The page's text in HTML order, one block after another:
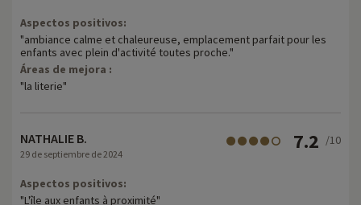
Aspectos positivos:
"ambiance calme et chaleureuse, emplacement parfait pour les
enfants avec plein d'activité toutes proche."
Áreas de mejora :
"la literie"
NATHALIE B.
29 de septiembre de 2024
7.2 /10
Aspectos positivos:
"L'île aux enfants à proximité"